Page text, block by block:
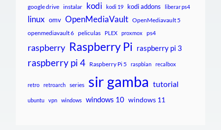
google drive instalar kodi kodi 19 kodi addons liberar ps4
linux omv OpenMediaVault OpenMediavault 5
openmediavault 6 peliculas PLEX proxmox ps4
raspberry Raspberry Pi raspberry pi 3
raspberry pi 4 Raspberry Pi 5 raspbian recalbox
retro retroarch series sir gamba tutorial
ubuntu vpn windows windows 10 windows 11